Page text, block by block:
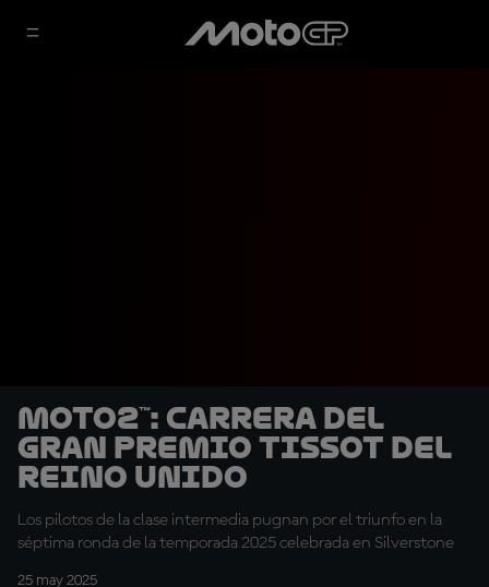
Moto2™: Carrera del
Gran Premio Tissot del
Reino Unido
Los pilotos de la clase intermedia pugnan por el triunfo en la
séptima ronda de la temporada 2025 celebrada en Silverstone
25 may 2025